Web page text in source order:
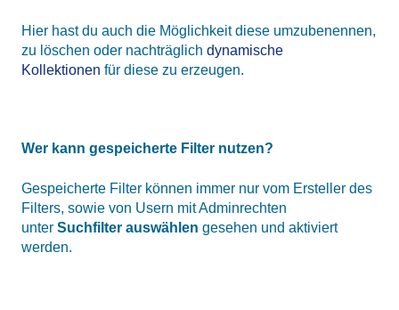
Hier hast du auch die Möglichkeit diese umzubenennen,
zu löschen oder nachträglich dynamische
Kollektionen für diese zu erzeugen.
Wer kann gespeicherte Filter nutzen?
Gespeicherte Filter können immer nur vom Ersteller des
Filters, sowie von Usern mit Adminrechten
unter Suchfilter auswählen gesehen und aktiviert
werden.